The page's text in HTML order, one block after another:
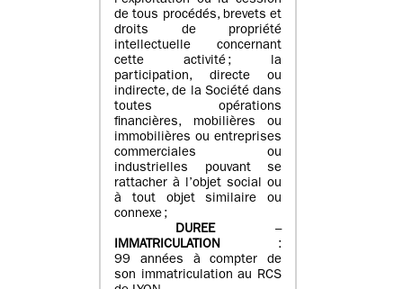
de tous procédés, brevets et
droits de propriété
intellectuelle concernant
cette activité ; la
participation, directe ou
indirecte, de la Société dans
toutes opérations
financières, mobilières ou
immobilières ou entreprises
commerciales ou
industrielles pouvant se
rattacher à l’objet social ou
à tout objet similaire ou
connexe ;
DUREE–
IMMATRICULATION :
99 années à compter de
son immatriculation au RCS